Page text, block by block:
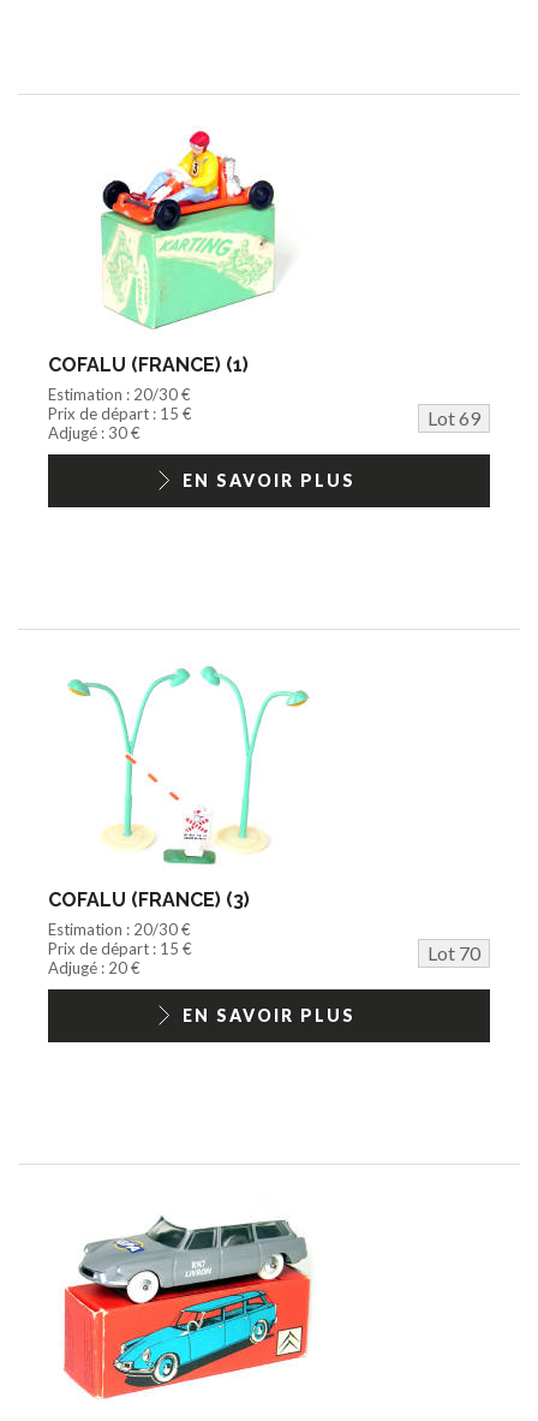
COFALU (FRANCE) (1)
Estimation : 20/30 €
Prix de départ : 15 €
Lot 69
Adjugé : 30 €
EN SAVOIR PLUS
COFALU (FRANCE) (3)
Estimation : 20/30 €
Prix de départ : 15 €
Lot 70
Adjugé : 20 €
EN SAVOIR PLUS